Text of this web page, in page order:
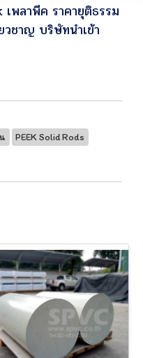
พลาพีค ราคายุติธรรม
ชาญ บริษัทนำเข้า
PEEK Solid Rods